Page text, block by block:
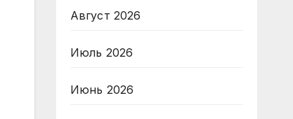
Август 2026
Июль 2026
Июнь 2026